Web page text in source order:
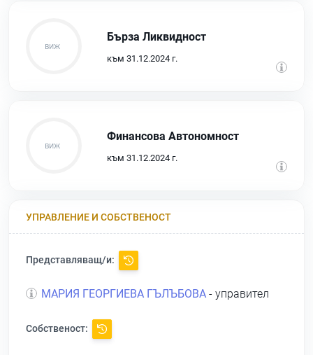
Бърза Ликвидност
към 31.12.2024 г.
Финансова Автономност
към 31.12.2024 г.
УПРАВЛЕНИЕ И СОБСТВЕНОСТ
Представляващ/и:
МАРИЯ ГЕОРГИЕВА ГЪЛЪБОВА - управител
Собственост: